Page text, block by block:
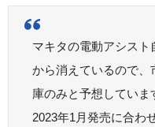
マキタの電動アシス
から消えているので、
庫のみと予想していま
2023年1月発売に合わ